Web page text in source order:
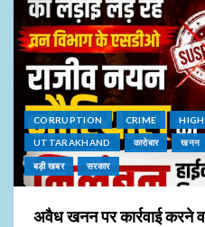
CORRUPTION CRIME
UTTARAKHAND कारोबार खनन
बड़ी खबर सरकार
अवैध खनन पर कार्रवाई करने